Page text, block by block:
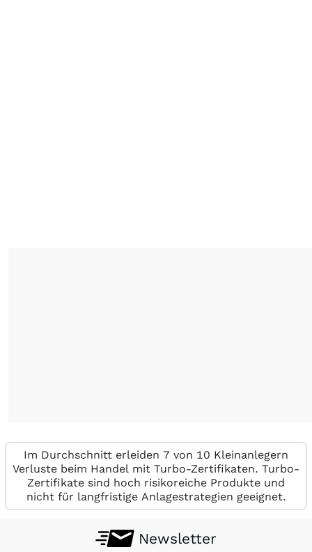
Im Durchschnitt erleiden 7 von 10 Kleinanlegern
Verluste beim Handel mit Turbo-Zertifikaten. Turbo-
Zertifikate sind hoch risikoreiche Produkte und
nicht für langfristige Anlagestrategien geeignet.
Newsletter